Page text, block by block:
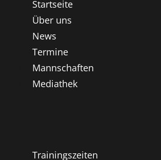
Startseite
Über uns
News
Termine
Mannschaften
Mediathek
Trainingszeiten